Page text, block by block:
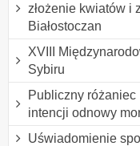
złożenie kwiatów i
Białostoczan
XVIII
Sybiru
Publiczny
intencji odnowy
Uświadomienie